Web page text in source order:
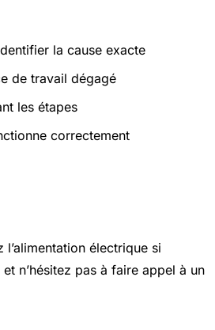
la cause exacte
de travail dégagé
les étapes
correctement
électrique si
n’hésitez pas à faire appel à un